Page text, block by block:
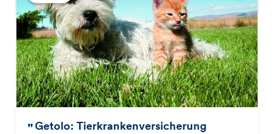
Getolo: Tierkrankenversicherung